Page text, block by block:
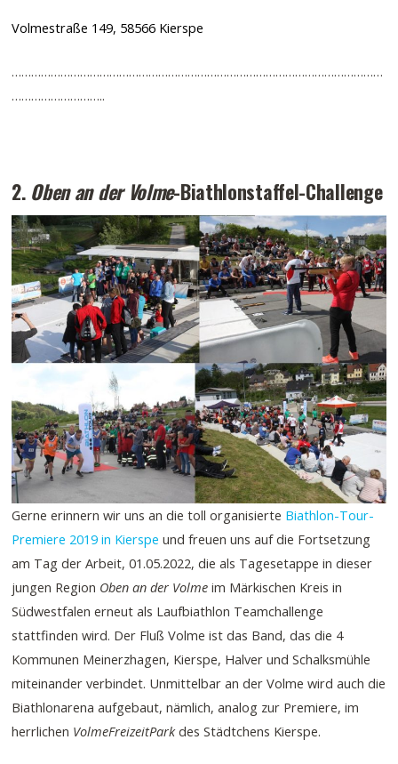
Volmestraße 149, 58566 Kierspe
……………………………………………………………………………………………………
………………………..
2. Oben an der Volme-Biathlonstaffel-Challenge
Gerne erinnern wir uns an die toll organisierte Biathlon-Tour-
Premiere 2019 in Kierspe und freuen uns auf die Fortsetzung
am Tag der Arbeit, 01.05.2022, die als Tagesetappe in dieser
jungen Region Oben an der Volme im Märkischen Kreis in
Südwestfalen erneut als Laufbiathlon Teamchallenge
stattfinden wird. Der Fluß Volme ist das Band, das die 4
Kommunen Meinerzhagen, Kierspe, Halver und Schalksmühle
miteinander verbindet. Unmittelbar an der Volme wird auch die
Biathlonarena aufgebaut, nämlich, analog zur Premiere, im
herrlichen VolmeFreizeitParkdes Städtchens Kierspe.